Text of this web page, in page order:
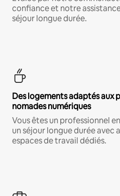
confiance et notre
séjour longue durée.
Des logements adaptés aux
nomades numériques
Vous êtes un professionnel
un séjour longue durée
espaces de travail dédiés.